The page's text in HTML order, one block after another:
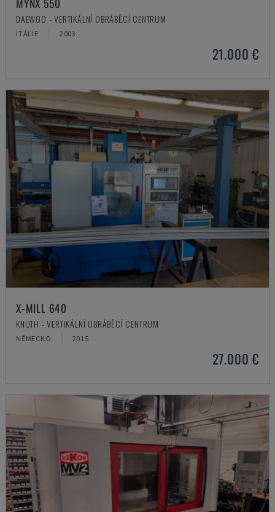
DAEWOO - VERTIKÁLNÍ OBRÁBĚCÍ CENTRUM
ITÁLIE 2003
21.000 €
X-MILL 640
KNUTH - VERTIKÁLNÍ OBRÁBĚCÍ CENTRUM
NĚMECKO 2015
27.000 €